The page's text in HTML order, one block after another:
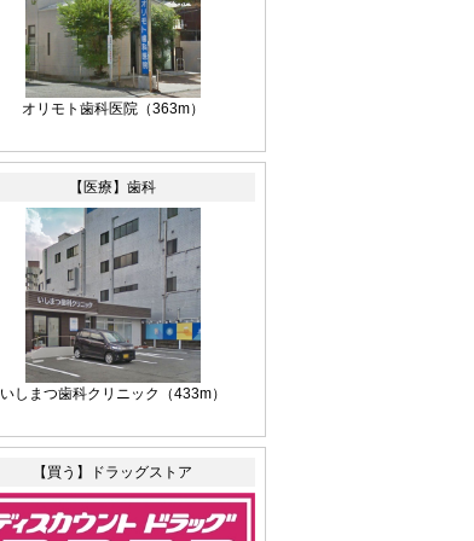
オリモト歯科医院（363m）
【医療】歯科
いしまつ歯科クリニック （433m）
【買う】ドラッグストア